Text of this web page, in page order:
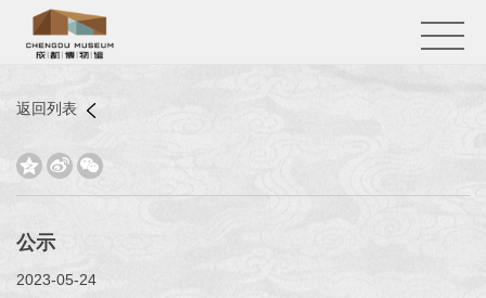
返回列表
  
公示
2023-05-24